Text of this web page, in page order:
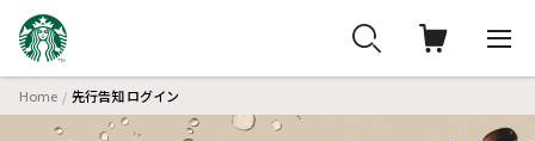
Home 先行告知 ログイン